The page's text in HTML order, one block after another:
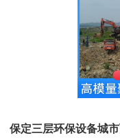
保定三层环保设备城